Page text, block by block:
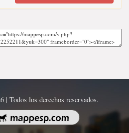
| Todos los derechos reservados.